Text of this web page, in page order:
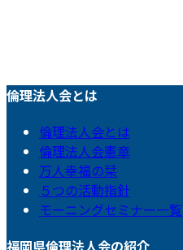
倫理法人会とは
倫理法人会とは
倫理法人会憲章
万人幸福の栞
５つの活動指針
モーニングセミナー一覧